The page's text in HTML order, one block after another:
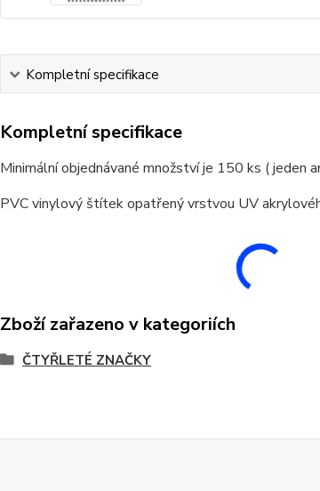
Kompletní specifikace
Kompletní specifikace
Minimální objednávané množství je 150 ks ( jeden
PVC vinylový štítek opatřený vrstvou UV
Zboží zařazeno v kategoriích
ČTYŘLETÉ ZNAČKY